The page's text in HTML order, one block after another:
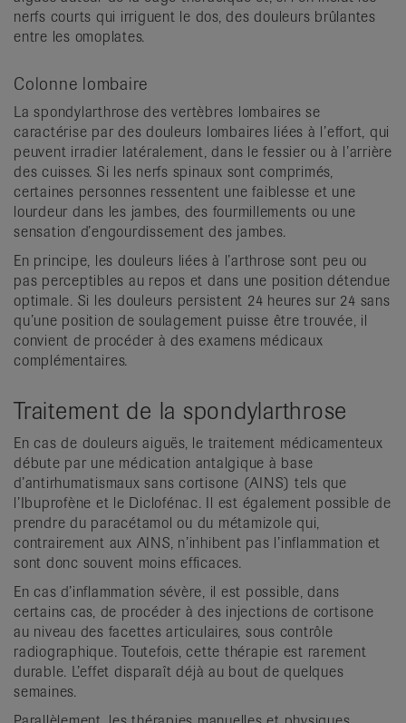
nerfs courts qui irriguent le dos, des douleurs brûlantes
entre les omoplates.
Colonne lombaire
La spondylarthrose des vertèbres lombaires se
caractérise par des douleurs lombaires liées à l’effort, qui
peuvent irradier latéralement, dans le fessier ou à l’arrière
des cuisses. Si les nerfs spinaux sont comprimés,
certaines personnes ressentent une faiblesse et une
lourdeur dans les jambes, des fourmillements ou une
sensation d’engourdissement des jambes.
En principe, les douleurs liées à l’arthrose sont peu ou
pas perceptibles au repos et dans une position détendue
optimale. Si les douleurs persistent 24 heures sur 24 sans
qu’une position de soulagement puisse être trouvée, il
convient de procéder à des examens médicaux
complémentaires.
Traitement de la spondylarthrose
En cas de douleurs aiguës, le traitement médicamenteux
débute par une médication antalgique à base
d’antirhumatismaux sans cortisone (AINS) tels que
l’Ibuprofène et le Diclofénac. Il est également possible de
prendre du paracétamol ou du métamizole qui,
contrairement aux AINS, n’inhibent pas l’inflammation et
sont donc souvent moins efficaces.
En cas d’inflammation sévère, il est possible, dans
certains cas, de procéder à des injections de cortisone
au niveau des facettes articulaires, sous contrôle
radiographique. Toutefois, cette thérapie est rarement
durable. L’effet disparaît déjà au bout de quelques
semaines.